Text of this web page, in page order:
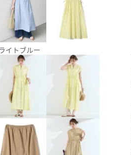
ライトブルー